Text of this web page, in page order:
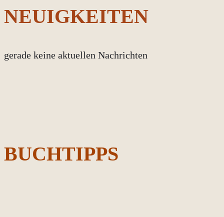
NEUIGKEITEN
gerade keine aktuellen Nachrichten
BUCHTIPPS